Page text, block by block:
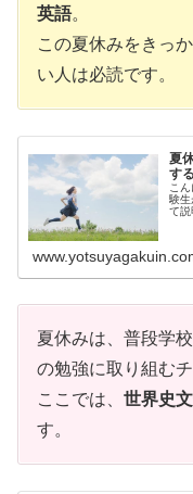
英語。
この夏休みをきっ
い人は必読です。
夏
す
こ
験生
て説
夏休みは、普段学
の勉強に取り組むチ
ここでは、 世界史
す。